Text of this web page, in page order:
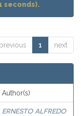
seconds).
previous 1 next
Author(s)
ERNESTO ALFREDO